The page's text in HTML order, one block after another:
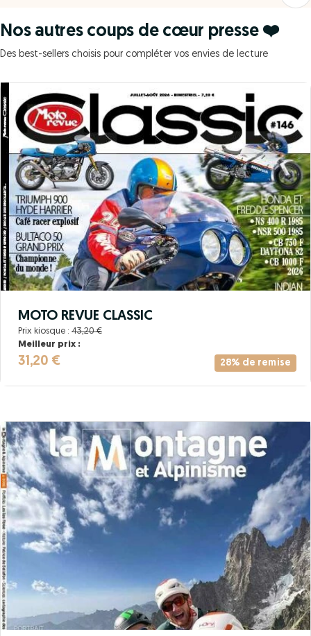
Nos autres coups de cœur presse ❤️
Des best-sellers choisis pour compléter vos envies de lecture
28% de remise
MOTO REVUE CLASSIC
Prix kiosque : 43,20 €
Meilleur prix :
31,20 €